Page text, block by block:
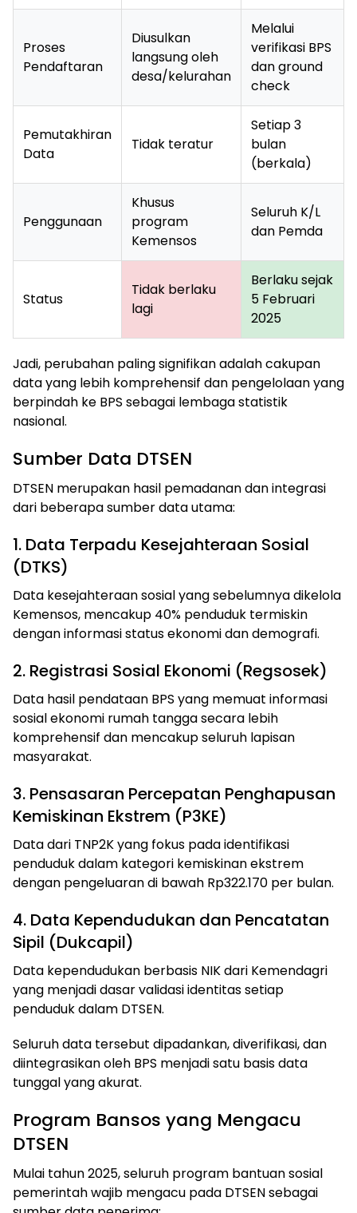
Proses
Pendaftaran
Diusulkan
langsung oleh
desa/kelurahan
Melalui
verifikasi BPS
dan ground
check
Pemutakhiran
Data
Tidak teratur
Setiap 3
bulan
(berkala)
Penggunaan
Khusus
program
Kemensos
Seluruh K/L
dan Pemda
Status
Tidak berlaku
lagi
Berlaku sejak
5 Februari
2025
Jadi, perubahan paling signifikan adalah cakupan
data yang lebih komprehensif dan pengelolaan yang
berpindah ke BPS sebagai lembaga statistik
nasional.
Sumber Data DTSEN
DTSEN merupakan hasil pemadanan dan integrasi
dari beberapa sumber data utama:
1. Data Terpadu Kesejahteraan Sosial
(DTKS)
Data kesejahteraan sosial yang sebelumnya dikelola
Kemensos, mencakup 40% penduduk termiskin
dengan informasi status ekonomi dan demografi.
2. Registrasi Sosial Ekonomi (Regsosek)
Data hasil pendataan BPS yang memuat informasi
sosial ekonomi rumah tangga secara lebih
komprehensif dan mencakup seluruh lapisan
masyarakat.
3. Pensasaran Percepatan Penghapusan
Kemiskinan Ekstrem (P3KE)
Data dari TNP2K yang fokus pada identifikasi
penduduk dalam kategori kemiskinan ekstrem
dengan pengeluaran di bawah Rp322.170 per bulan.
4. Data Kependudukan dan Pencatatan
Sipil (Dukcapil)
Data kependudukan berbasis NIK dari Kemendagri
yang menjadi dasar validasi identitas setiap
penduduk dalam DTSEN.
Seluruh data tersebut dipadankan, diverifikasi, dan
diintegrasikan oleh BPS menjadi satu basis data
tunggal yang akurat.
Program Bansos yang Mengacu
DTSEN
Mulai tahun 2025, seluruh program bantuan sosial
pemerintah wajib mengacu pada DTSEN sebagai